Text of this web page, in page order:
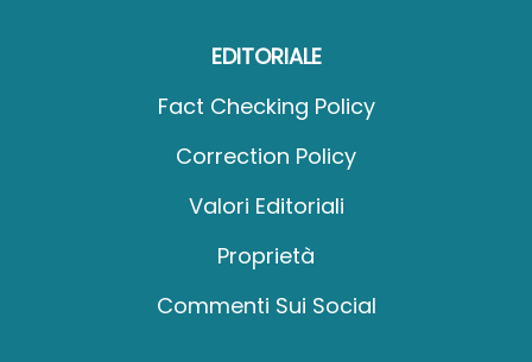
EDITORIALE
Fact Checking Policy
Correction Policy
Valori Editoriali
Proprietà
Commenti Sui Social